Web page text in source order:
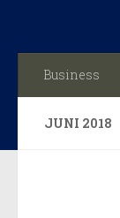
Business
JUNI 2018